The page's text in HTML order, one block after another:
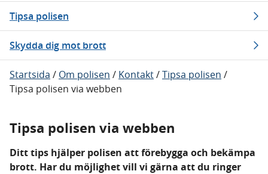
Tipsa polisen
Skydda dig mot brott
Startsida / Om polisen / Kontakt/Tipsa polisen /
Tipsa polisen via webben
Tipsa polisen via webben
Ditt tips hjälper polisen att förebygga och bekämpa
brott. Har du möjlighet vill vi gärna att du ringer